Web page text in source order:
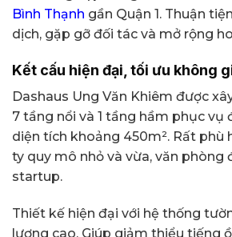
Bình Thạnh gần Quận 1. Thuận
dịch, gặp gỡ đối tác và mở rộng
Kết cấu hiện đại, tối ưu không
Dashaus Ung Văn Khiêm được
7 tầng nổi và 1 tầng hầm phục vụ
diện tích khoảng 450m². Rất phù
ty quy mô nhỏ và vừa, văn phòng
startup.
Thiết kế hiện đại với hệ thống
lượng cao. Giúp giảm thiểu tiếng